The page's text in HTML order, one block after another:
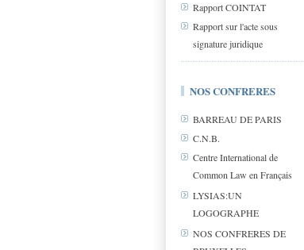
Rapport COINTAT
Rapport sur l'acte sous
signature juridique
NOS CONFRERES
BARREAU DE PARIS
C.N.B.
Centre International de
Common Law en Français
LYSIAS:UN
LOGOGRAPHE
NOS CONFRERES DE